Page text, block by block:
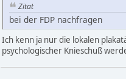
Zitat
bei der FDP nachfragen
Ich kenn ja nur die lokalen
psychologischer Knieschuß